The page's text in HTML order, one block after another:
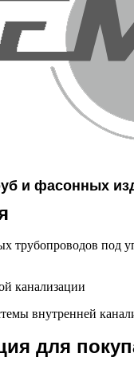
и фасонных
трубопроводов под
канализации
внутренней
для